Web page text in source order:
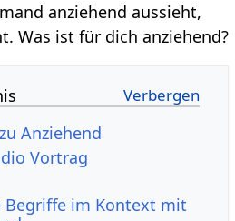
anziehend aussieht,
Was ist für dich anziehend?
Audio Vortrag
Begriffe im Kontext mit